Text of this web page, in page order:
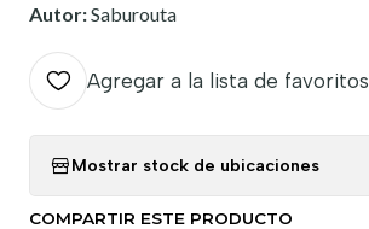
Autor:Saburouta
Agregar a la lista de favoritos
Mostrar stock de ubicaciones
COMPARTIR ESTE PRODUCTO